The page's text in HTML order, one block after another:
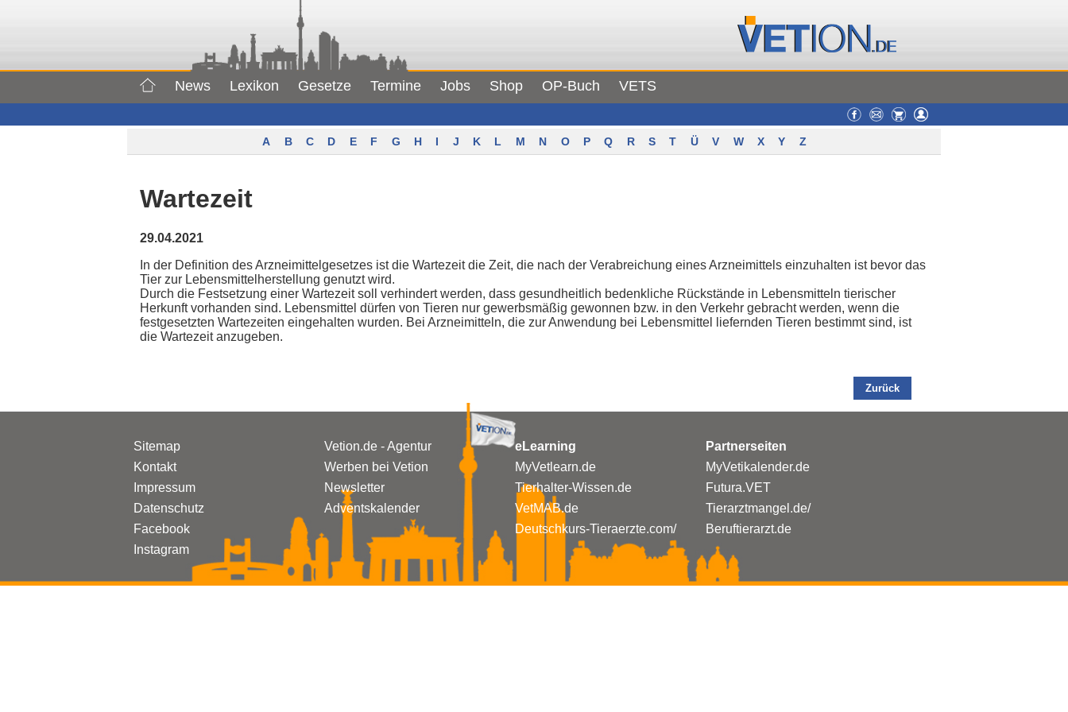
News Lexikon Gesetze Termine Jobs Shop OP-Buch VETS
A B C D E F G H I J K L M N O P Q R S T Ü V W X Y Z
Wartezeit
29.04.2021
In der Definition des Arzneimittelgesetzes ist die Wartezeit die Zeit, die nach der Verabreichung eines Arzneimittels einzuhalten ist bevor das
Tier zur Lebensmittelherstellung genutzt wird.
Durch die Festsetzung einer Wartezeit soll verhindert werden, dass gesundheitlich bedenkliche Rückstände in Lebensmitteln tierischer
Herkunft vorhanden sind. Lebensmittel dürfen von Tieren nur gewerbsmäßig gewonnen bzw. in den Verkehr gebracht werden, wenn die
festgesetzten Wartezeiten eingehalten wurden. Bei Arzneimitteln, die zur Anwendung bei Lebensmittel liefernden Tieren bestimmt sind, ist
die Wartezeit anzugeben.
Zurück
Sitemap
Kontakt
Impressum
Datenschutz
Facebook
Instagram
Vetion.de - Agentur
Werben bei Vetion
Newsletter
Adventskalender
eLearning
MyVetlearn.de
Tierhalter-Wissen.de
VetMAB.de
Deutschkurs-Tieraerzte.com/
Partnerseiten
MyVetikalender.de
Futura.VET
Tierarztmangel.de/
Beruftierarzt.de